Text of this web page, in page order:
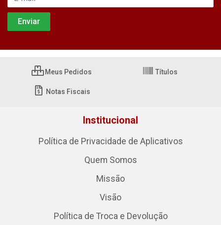
Meus Pedidos Títulos
Notas Fiscais
Institucional
Política de Privacidade de Aplicativos
Quem Somos
Missão
Visão
Política de Troca e Devolução